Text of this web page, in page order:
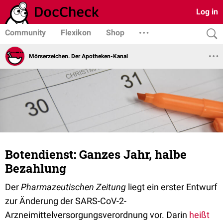
Log in
Community Flexikon Shop
Mörserzeichen. Der Apotheken-Kanal
Botendienst: Ganzes Jahr, halbe
Bezahlung
DerPharmazeutischen Zeitung liegt ein erster Entwurf
zur Änderung der SARS-CoV-2-
Arzneimittelversorgungsverordnung vor. Darin heißt